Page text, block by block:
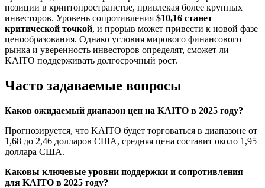
позиции в криптопространстве, привлекая более крупных
инвесторов. Уровень сопротивления $10,16 станет
критической точкой, и прорыв может привести к новой фазе
ценообразования. Однако условия мирового финансового
рынка и уверенность инвесторов определят, сможет ли
KAITO поддерживать долгосрочный рост.
Часто задаваемые вопросы
Каков ожидаемый диапазон цен на KAITO в 2025 году?
Прогнозируется, что KAITO будет торговаться в диапазоне от
1,68 до 2,46 долларов США, средняя цена составит около 1,95
доллара США.
Каковы ключевые уровни поддержки и сопротивления
для KAITO в 2025 году?